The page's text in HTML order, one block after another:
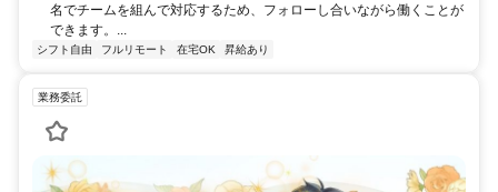
名でチームを組んで対応するため、フォローし合いながら働くことが
できます。...
シフト自由 フルリモート 在宅OK 昇給あり
業務委託